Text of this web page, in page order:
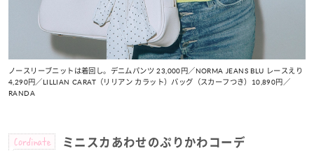
ノースリーブニットは着回し。デニムパンツ 23,000円／NORMA JEANS BLU レースえり
4,290円／LILLIAN CARAT（リリアン カラット）バッグ（スカーフつき）10,890円／
RANDA
Cordinate ミニスカあわせのぷりかわコーデ